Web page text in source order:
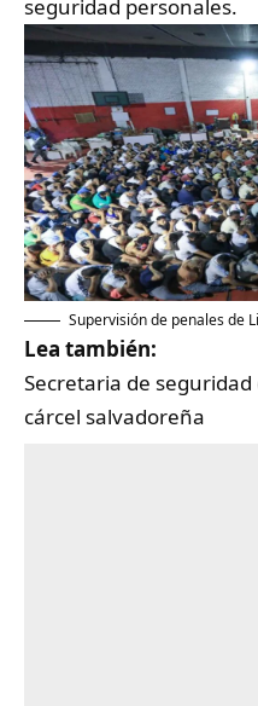
seguridad personales.
Supervisión de penales de
Lea también:
Secretaria de seguridad
cárcel salvadoreña